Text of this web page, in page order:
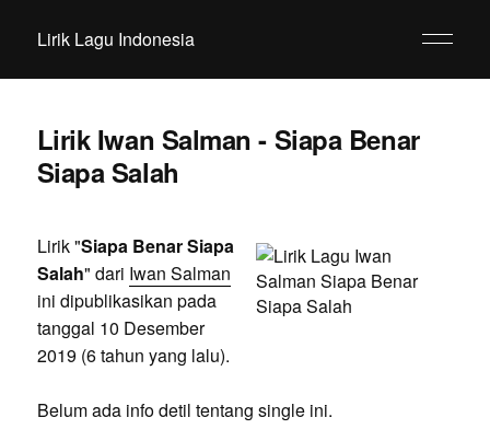
Lirik Lagu Indonesia
Lirik Iwan Salman - Siapa Benar
Siapa Salah
Lirik "Siapa Benar Siapa
Salah" dari Iwan Salman
ini dipublikasikan pada
tanggal 10 Desember
2019 (6 tahun yang lalu).
Belum ada info detil tentang single ini.